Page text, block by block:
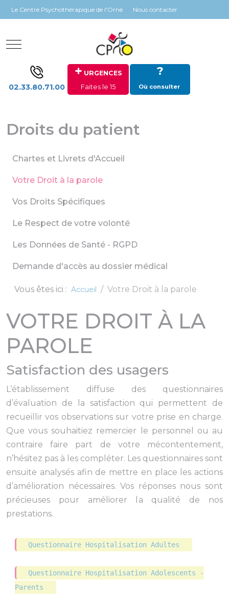
Panneau de gestion des cookies
Le Centre Psychothérapique de l'Orne Nous contacter
Mobile Menu Toggle
02.33.80.71.00
+ URGENCES
Faites le 15
?
Où consulter
Droits du patient
Chartes et Livrets d'Accueil
Votre Droit à la parole
Vos Droits Spécifiques
Le Respect de votre volonté
Les Données de Santé - RGPD
Demande d'accès au dossier médical
Vous êtes ici : Accueil Votre Droit à la parole
VOTRE DROIT À LA
PAROLE
Satisfaction des usagers
L’établissement diffuse des questionnaires
d’évaluation de la satisfaction qui permettent de
recueillir vos observations sur votre prise en charge.
Que vous souhaitiez remercier le personnel ou au
contraire faire part de votre mécontentement,
n’hésitez pas à les compléter. Les questionnaires sont
ensuite analysés afin de mettre en place les actions
d’amélioration nécessaires. Vos réponses nous sont
précieuses pour améliorer la qualité de nos
prestations.
Questionnaire Hospitalisation Adultes
Questionnaire Hospitalisation Adolescents -
Parents